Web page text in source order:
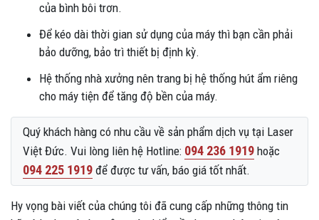
của bình bôi trơn.
Để kéo dài thời gian sử dụng của máy thì bạn cần phải
bảo dưỡng, bảo trì thiết bị định kỳ.
Hệ thống nhà xưởng nên trang bị hệ thống hút ẩm riêng
cho máy tiện để tăng độ bền của máy.
Quý khách hàng có nhu cầu về sản phẩm dịch vụ tại Laser
Việt Đức. Vui lòng liên hệ Hotline: 094 236 1919 hoặc
094 225 1919 để được tư vấn, báo giá tốt nhất.
Hy vọng bài viết của chúng tôi đã cung cấp những thông tin